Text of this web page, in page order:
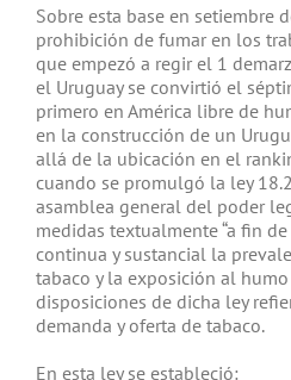
Sobre esta base en setiembre
prohibición de fumar en los
que empezó a regir el 1
el Uruguay se convirtió el
primero en América libre de
en la construcción de un
allá de la ubicación en el
cuando se promulgó la ley
asamblea general del poder
medidas textualmente “a fin
continua y sustancial la
tabaco y la exposición al humo
disposiciones de dicha ley
demanda y oferta de tabaco.
En esta ley se estableció: